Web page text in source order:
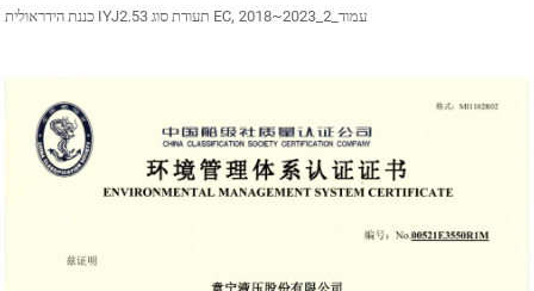
כננת הידראולית IYJ2.53 תעודת סוג EC, 2018~2023_עמוד_2